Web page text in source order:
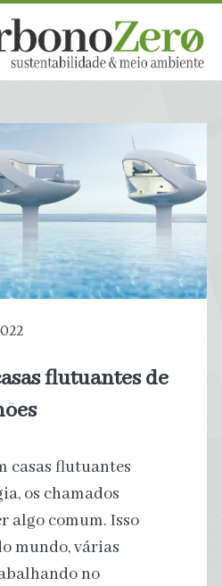
flutuantes de
casas flutuantes
os chamados
algo comum. Isso
mundo, várias
no